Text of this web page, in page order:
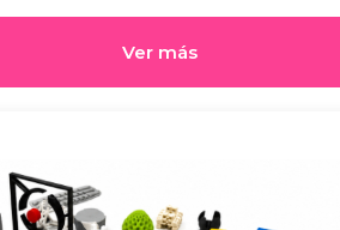
Ver más